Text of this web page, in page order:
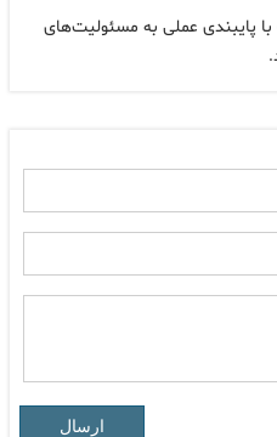
پایبندی عملی به مسئولیت‌های
ارسال